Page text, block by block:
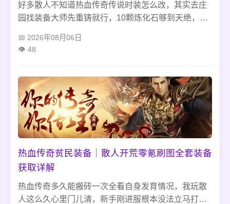
好多散人不知道热血传奇传说时装怎么改，其实去庄
园找装备大师先重铸就行，10颗炼化石够到天绝，用
材料，新手别先炼化，也别急冲天灵，天魄就够用，
2026年08月06日
48
热血传奇贫民装备｜散人开荒零氪刷图全套装备
获取详解
热血传奇多久能搬砖一次全看自身发育情况，我玩散
人这么久心里门儿清，新手刚进服根本没法立马打